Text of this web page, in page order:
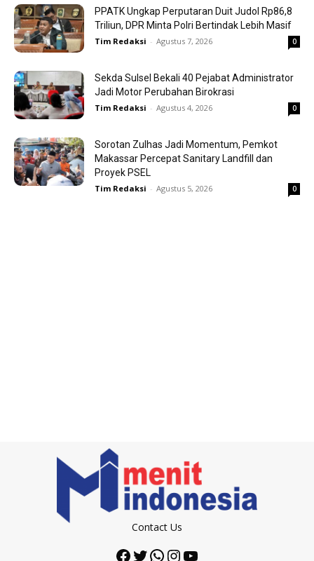
PPATK Ungkap Perputaran Duit Judol Rp86,8
Triliun, DPR Minta Polri Bertindak Lebih Masif
Tim Redaksi - Agustus 7, 2026 0
Sekda Sulsel Bekali 40 Pejabat Administrator
Jadi Motor Perubahan Birokrasi
Tim Redaksi - Agustus 4, 2026 0
Sorotan Zulhas Jadi Momentum, Pemkot
Makassar Percepat Sanitary Landfill dan
Proyek PSEL
Tim Redaksi - Agustus 5, 2026 0
Contact Us
Facebook
Twitter
WhatsApp
Instagram
YouTube